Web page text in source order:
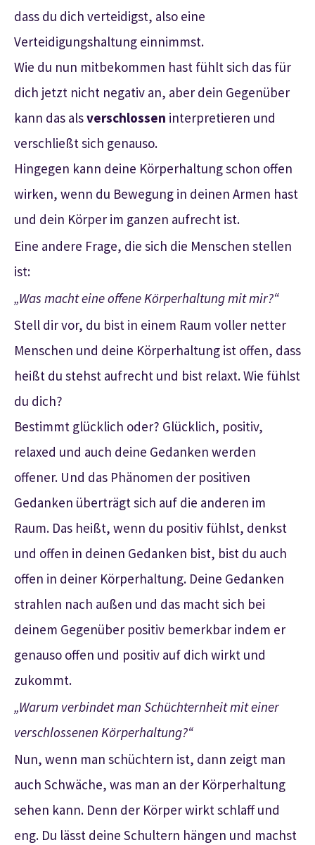
dass du dich verteidigst, also eine
Verteidigungshaltung einnimmst.
Wie du nun mitbekommen hast fühlt sich das für
dich jetzt nicht negativ an, aber dein Gegenüber
kann das alsverschlossen interpretieren und
verschließt sich genauso.
Hingegen kann deine Körperhaltung schon offen
wirken, wenn du Bewegung in deinen Armen hast
und dein Körper im ganzen aufrecht ist.
Eine andere Frage, die sich die Menschen stellen
ist:
„Was macht eine offene Körperhaltung mit mir?“
Stell dir vor, du bist in einem Raum voller netter
Menschen und deine Körperhaltung ist offen, dass
heißt du stehst aufrecht und bist relaxt. Wie fühlst
du dich?
Bestimmt glücklich oder? Glücklich, positiv,
relaxed und auch deine Gedanken werden
offener. Und das Phänomen der positiven
Gedanken überträgt sich auf die anderen im
Raum. Das heißt, wenn du positiv fühlst, denkst
und offen in deinen Gedanken bist, bist du auch
offen in deiner Körperhaltung. Deine Gedanken
strahlen nach außen und das macht sich bei
deinem Gegenüber positiv bemerkbar indem er
genauso offen und positiv auf dich wirkt und
zukommt.
„Warum verbindet man Schüchternheit mit einer
verschlossenen Körperhaltung?“
Nun, wenn man schüchtern ist, dann zeigt man
auch Schwäche, was man an der Körperhaltung
sehen kann. Denn der Körper wirkt schlaff und
eng. Du lässt deine Schultern hängen und machst